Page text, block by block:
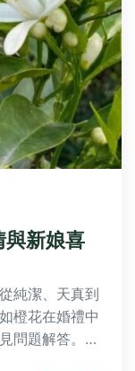
與新娘喜
純潔、天真到
橙花在婚禮中
問題解答。無